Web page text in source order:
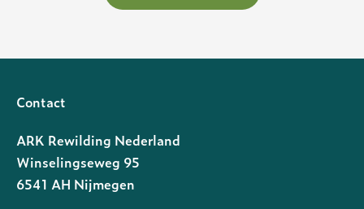
Contact
ARK Rewilding Nederland
Winselingseweg 95
6541 AH Nijmegen